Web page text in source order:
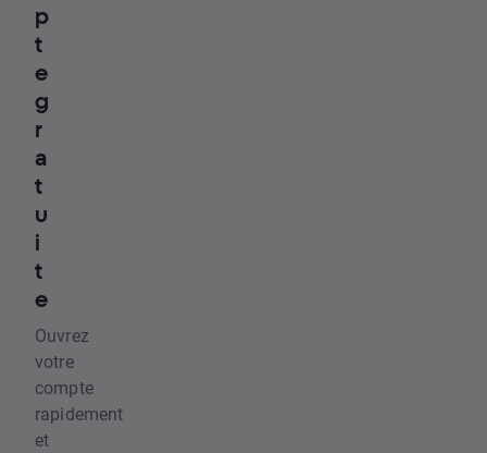
p
t
e
g
r
a
t
u
i
t
e
Ouvrez
votre
compte
rapidement
et